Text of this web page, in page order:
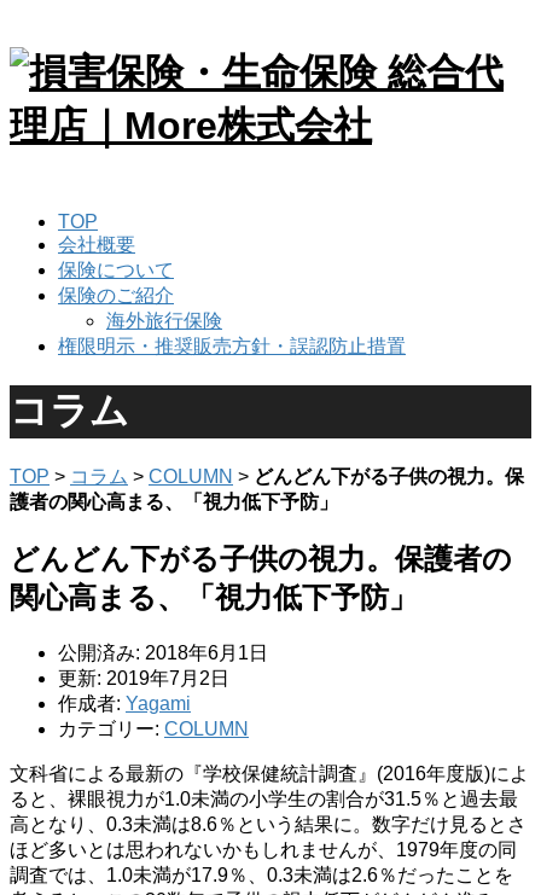
TOP
会社概要
保険について
保険のご紹介
海外旅行保険
権限明示・推奨販売方針・誤認防止措置
コラム
TOP > コラム > COLUMN > どんどん下がる子供の視力。保
護者の関心高まる、「視力低下予防」
どんどん下がる子供の視力。保護者の
関心高まる、「視力低下予防」
公開済み: 2018年6月1日
更新: 2019年7月2日
作成者: Yagami
カテゴリー: COLUMN
文科省による最新の『学校保健統計調査』(2016年度版)によ
ると、裸眼視力が1.0未満の小学生の割合が31.5％と過去最
高となり、0.3未満は8.6％という結果に。数字だけ見るとさ
ほど多いとは思われないかもしれませんが、1979年度の同
調査では、1.0未満が17.9％、0.3未満は2.6％だったことを